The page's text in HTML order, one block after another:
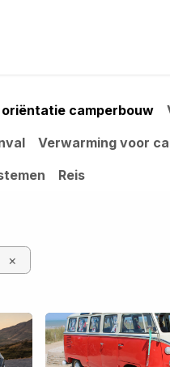
oriëntatie camperbouw
Verwarming voor
Reis
×